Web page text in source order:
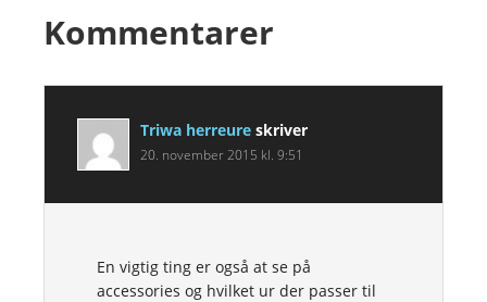
Kommentarer
Triwa herreure skriver
20. november 2015 kl. 9:51
En vigtig ting er også at se på
accessories og hvilket ur der passer til